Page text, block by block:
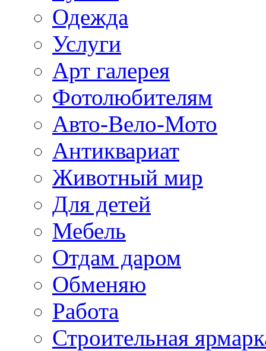
Одежда
Услуги
Арт галерея
Фотолюбителям
Авто-Вело-Мото
Антиквариат
Животный мир
Для детей
Мебель
Отдам даром
Обменяю
Работа
Строительная